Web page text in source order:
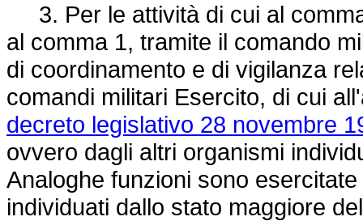
3. Per le attività di cui al
al comma 1, tramite il comando
di coordinamento e di vigilanza
comandi militari Esercito, di cui
decreto legislativo 28 novembre
ovvero dagli altri organismi
Analoghe funzioni sono
individuati dallo stato maggiore